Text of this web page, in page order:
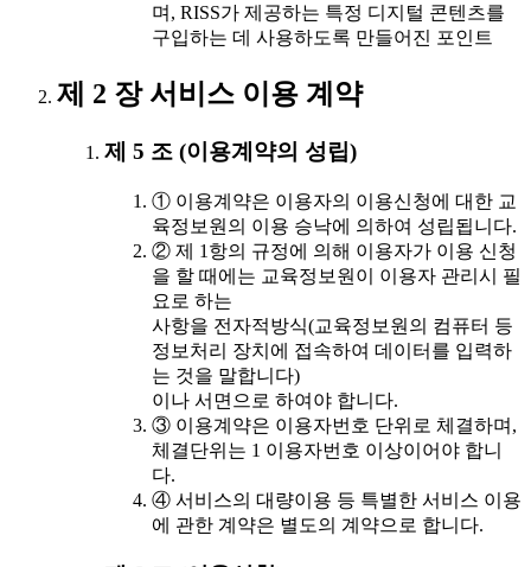
며, RISS가 제공하는 특정 디지털 콘텐츠를
구입하는 데 사용하도록 만들어진 포인트
제 2 장 서비스 이용 계약
제 5 조 (이용계약의 성립)
① 이용계약은 이용자의 이용신청에 대한 교
육정보원의 이용 승낙에 의하여 성립됩니다.
② 제 1항의 규정에 의해 이용자가 이용 신청
을 할 때에는 교육정보원이 이용자 관리시 필
요로 하는
사항을 전자적방식(교육정보원의 컴퓨터 등
정보처리 장치에 접속하여 데이터를 입력하
는 것을 말합니다)
이나 서면으로 하여야 합니다.
③ 이용계약은 이용자번호 단위로 체결하며,
체결단위는 1 이용자번호 이상이어야 합니
다.
④ 서비스의 대량이용 등 특별한 서비스 이용
에 관한 계약은 별도의 계약으로 합니다.